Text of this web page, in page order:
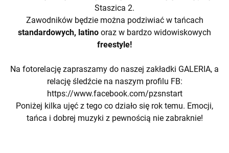
Staszica 2.
Zawodników będzie można podziwiać w tańcach
standardowych, latino oraz w bardzo widowiskowych
freestyle!
Na fotorelację zapraszamy do naszej zakładki GALERIA, a
relację śledźcie na naszym profilu FB:
https://www.facebook.com/pzsnstart
Poniżej kilka ujęć z tego co działo się rok temu. Emocji,
tańca i dobrej muzyki z pewnością nie zabraknie!